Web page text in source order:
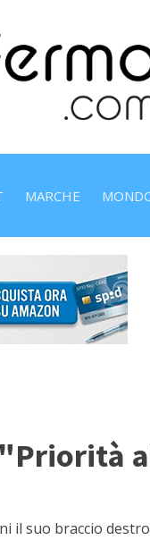
MARCHE
il suo braccio